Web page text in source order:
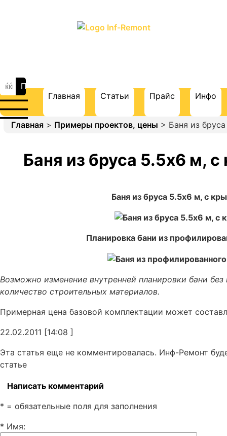
Главная Статьи Прайс Инфо
Главная > Примеры проектов, цены > Баня из
Баня из бруса 5.5х6 м,
Баня из бруса 5.5х6 м, с
Планировка бани из
Возможно изменение внутренней планировки бани
количество строительных материалов.
Примерная цена базовой комплектации может
22.02.2011 [14:08 ]
Эта статья еще не комментировалась. Инф-Ремонт
статье
Написать комментарий
* = обязательные поля для заполнения
* Имя: